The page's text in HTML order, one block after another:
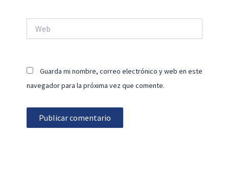
Guarda mi nombre, correo electrónico y web en este
navegador para la próxima vez que comente.